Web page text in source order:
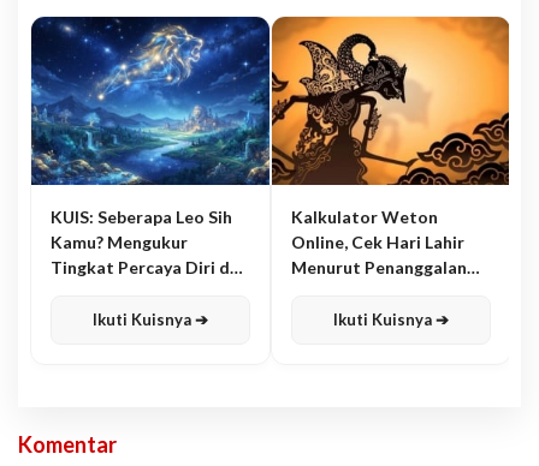
KUIS: Seberapa Leo Sih
Kamu? Mengukur
Tingkat Percaya Diri dan
Ikuti Kuisnya ➔
Kalkulator Weton
Online, Cek Hari Lahir
Menurut Penanggalan
Ikuti Kuisnya ➔
Komentar